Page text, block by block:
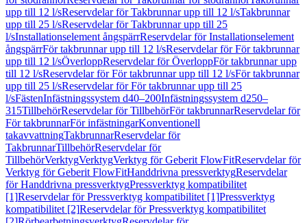
upp till 12 l/sReservdelar för Takbrunnar upp till 12 l/sTakbrunnar
upp till 25 l/sReservdelar för Takbrunnar upp till 25
l/sInstallationselement ångspärrReservdelar för Installationselement
ångspärrFör takbrunnar upp till 12 l/sReservdelar för För takbrunnar
upp till 12 l/sÖverloppReservdelar för ÖverloppFör takbrunnar upp
till 12 l/sReservdelar för För takbrunnar upp till 12 l/sFör takbrunnar
upp till 25 l/sReservdelar för För takbrunnar upp till 25
l/sFästenInfästningssystem d40–200Infästningssystem d250–
315TillbehörReservdelar för TillbehörFör takbrunnarReservdelar för
För takbrunnarFör infästningarKonventionell
takavvattningTakbrunnarReservdelar för
TakbrunnarTillbehörReservdelar för
TillbehörVerktygVerktygVerktyg för Geberit FlowFitReservdelar för
Verktyg för Geberit FlowFitHanddrivna pressverktygReservdelar
för Handdrivna pressverktygPressverktyg kompatibilitet
[1]Reservdelar för Pressverktyg kompatibilitet [1]Pressverktyg
kompatibilitet [2]Reservdelar för Pressverktyg kompatibilitet